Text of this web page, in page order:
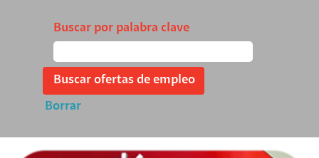
Buscar por palabra clave
Borrar